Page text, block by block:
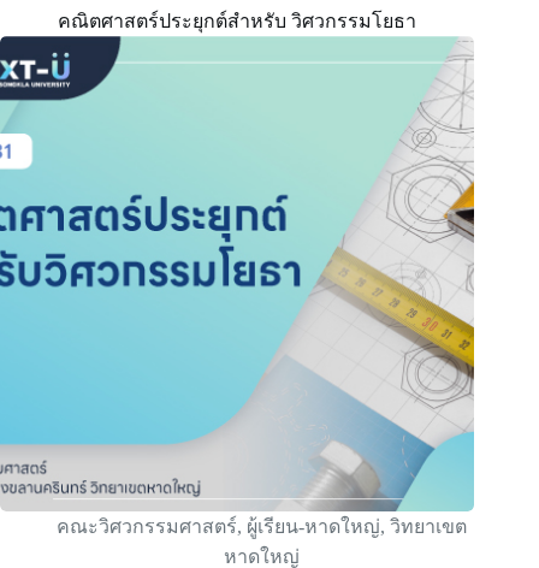
คณิตศาสตร์ประยุกต์สําหรับ วิศวกรรมโยธา
คณะวิศวกรรมศาสตร์, ผู้เรียน-หาดใหญ่, วิทยาเขต
หาดใหญ่